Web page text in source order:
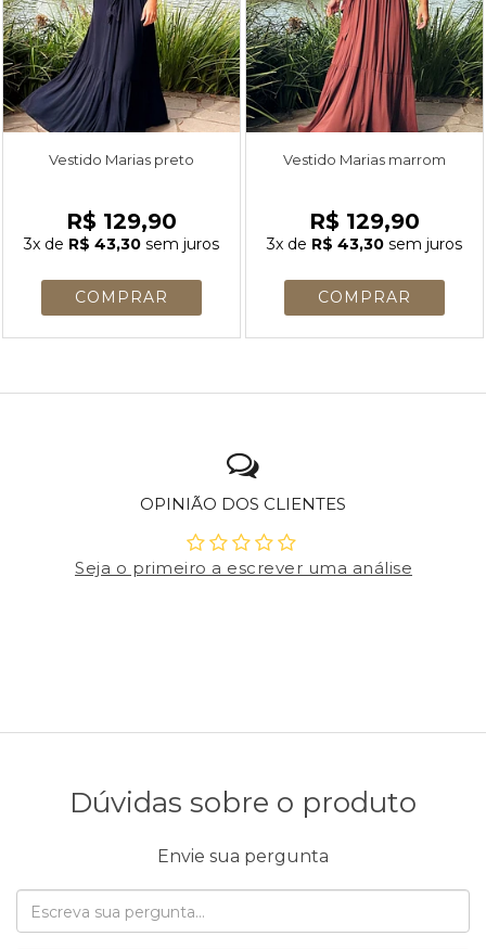
Vestido Marias preto
R$ 129,90
3x de R$ 43,30 sem juros
Vestido Marias marrom
R$ 129,90
3x de R$ 43,30 sem juros
OPINIÃO DOS CLIENTES
Seja o primeiro a escrever uma análise
Dúvidas sobre o produto
Envie sua pergunta